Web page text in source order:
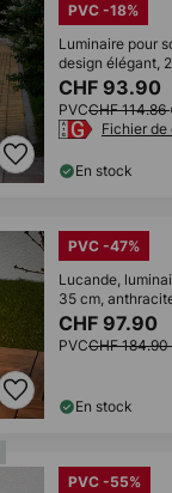
PVC -18%
Luminaire pour
design élégant,
CHF 93.90
PVCCHF 114.86
Fichier de
En stock
PVC -47%
Lucande,
35 cm,
CHF 97.90
PVCCHF 184.90
En stock
PVC -55%